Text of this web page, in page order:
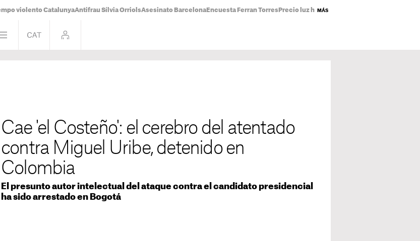
violento CatalunyaAntifrau Sílvia OrriolsAsesinato Barcelona Encuesta Ferran Torres Precio luz hoyAbdoul El-Sayed
MÁS
Cae 'el Costeño': el cerebro del atentado
contra Miguel Uribe, detenido en
Colombia
El presunto autor intelectual del ataque contra el candidato presidencial
ha sido arrestado en Bogotá